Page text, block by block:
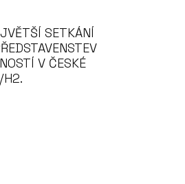
SETKÁNÍ
V ČESKÉ
H2.